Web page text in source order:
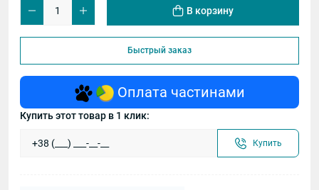
В корзину
Быстрый заказ
Оплата частинами
Купить этот товар в 1 клик:
Купить